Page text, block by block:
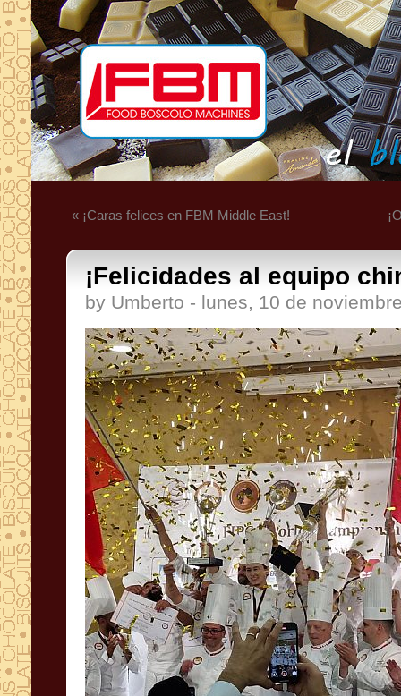
« ¡Caras felices en FBM Middle East!
¡Felicidades al equipo
by Umberto - lunes, 10 de